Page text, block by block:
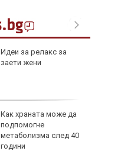
Идеи за релакс за
заети жени
Как храната може да
подпомогне
метаболизма след 40
години